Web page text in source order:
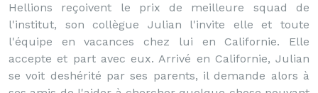
Hellions reçoivent le prix de meilleure squad de
l'institut, son collègue Julian l'invite elle et toute
l'équipe en vacances chez lui en Californie. Elle
accepte et part avec eux. Arrivé en Californie, Julian
se voit deshérité par ses parents, il demande alors à